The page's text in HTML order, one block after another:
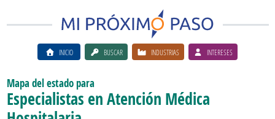
INICIO BUSCAR INDUSTRIAS INTERESES
Mapa del estado para
Especialistas en Atención Médica